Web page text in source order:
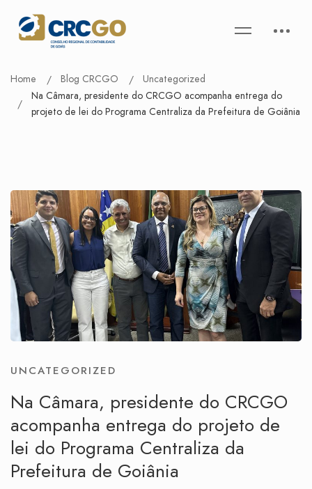
Home Blog CRCGO
Uncategorized
Na Câmara, presidente do CRCGO acompanha entrega do
projeto de lei do Programa Centraliza da Prefeitura de Goiânia
UNCATEGORIZED
Na Câmara, presidente do CRCGO
acompanha entrega do projeto de
lei do Programa Centraliza da
Prefeitura de Goiânia